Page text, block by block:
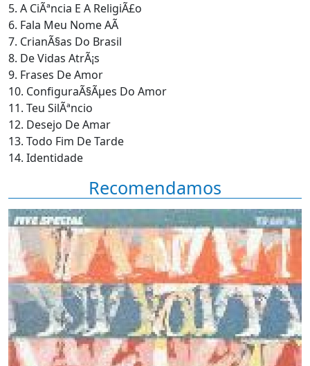
5. A CiÃªncia E A ReligiÃ£o
6. Fala Meu Nome AÃ­
7. CrianÃ§as Do Brasil
8. De Vidas AtrÃ¡s
9. Frases De Amor
10. ConfiguraÃ§Ãµes Do Amor
11. Teu SilÃªncio
12. Desejo De Amar
13. Todo Fim De Tarde
14. Identidade
Recomendamos